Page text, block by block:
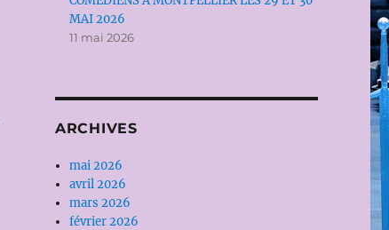
MAI 2026
11 mai 2026
ARCHIVES
mai 2026
avril 2026
mars 2026
février 2026